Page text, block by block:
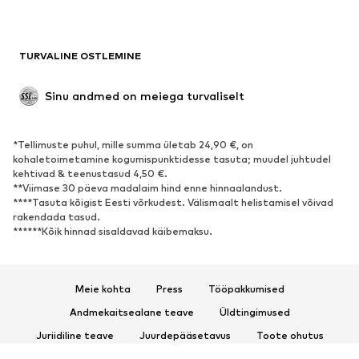
Sündmused
Eksklusiivne
JALANÕUD
Uus
Vabaaja jalanõud
Pahkluusaapad
Kontsasaapad ja -kingad
Saapad
Toasussid
Eksklusiivne
TURVALINE OSTLEMINE
Sinu andmed on meiega turvaliselt
*Tellimuste puhul, mille summa ületab 24,90 €, on
kohaletoimetamine kogumispunktidesse tasuta; muudel juhtudel
kehtivad & teenustasud 4,50 €.
**Viimase 30 päeva madalaim hind enne hinnaalandust.
****Tasuta kõigist Eesti võrkudest. Välismaalt helistamisel võivad
rakendada tasud.
******Kõik hinnad sisaldavad käibemaksu.
Meie kohta Press
Tööpakkumised
Andmekaitsealane teave
Üldtingimused
Juriidiline teave
Juurdepääsetavus
Toote ohutus